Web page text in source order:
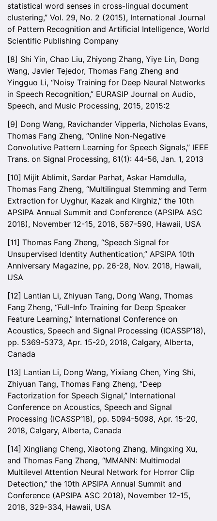
statistical word senses in cross-lingual document
clustering,” Vol. 29, No. 2 (2015), International Journal
of Pattern Recognition and Artificial Intelligence, World
Scientific Publishing Company
[8] Shi Yin, Chao Liu, Zhiyong Zhang, Yiye Lin, Dong
Wang, Javier Tejedor, Thomas Fang Zheng and
Yingguo Li, “Noisy Training for Deep Neural Networks
in Speech Recognition,” EURASIP Journal on Audio,
Speech, and Music Processing, 2015, 2015:2
[9] Dong Wang, Ravichander Vipperla, Nicholas Evans,
Thomas Fang Zheng, “Online Non-Negative
Convolutive Pattern Learning for Speech Signals,” IEEE
Trans. on Signal Processing, 61(1): 44-56, Jan. 1, 2013
[10] Mijit Ablimit, Sardar Parhat, Askar Hamdulla,
Thomas Fang Zheng, “Multilingual Stemming and Term
Extraction for Uyghur, Kazak and Kirghiz,” the 10th
APSIPA Annual Summit and Conference (APSIPA ASC
2018), November 12-15, 2018, 587-590, Hawaii, USA
[11] Thomas Fang Zheng, “Speech Signal for
Unsupervised Identity Authentication,” APSIPA 10th
Anniversary Magazine, pp. 26-28, Nov. 2018, Hawaii,
USA
[12] Lantian Li, Zhiyuan Tang, Dong Wang, Thomas
Fang Zheng, “Full-Info Training for Deep Speaker
Feature Learning,” International Conference on
Acoustics, Speech and Signal Processing (ICASSP’18),
pp. 5369-5373, Apr. 15-20, 2018, Calgary, Alberta,
Canada
[13] Lantian Li, Dong Wang, Yixiang Chen, Ying Shi,
Zhiyuan Tang, Thomas Fang Zheng, “Deep
Factorization for Speech Signal,” International
Conference on Acoustics, Speech and Signal
Processing (ICASSP’18), pp. 5094-5098, Apr. 15-20,
2018, Calgary, Alberta, Canada
[14] Xingliang Cheng, Xiaotong Zhang, Mingxing Xu,
and Thomas Fang Zheng, “MMANN: Multimodal
Multilevel Attention Neural Network for Horror Clip
Detection,” the 10th APSIPA Annual Summit and
Conference (APSIPA ASC 2018), November 12-15,
2018, 329-334, Hawaii, USA